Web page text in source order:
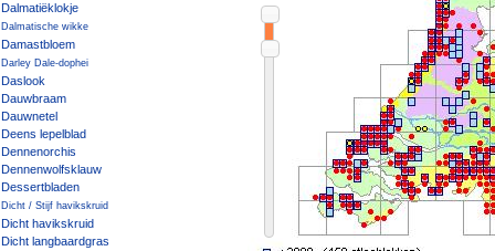
Dalmatiëklokje
Dalmatische wikke
Damastbloem
Darley Dale-dophei
Daslook
Dauwbraam
Dauwnetel
Deens lepelblad
Dennenorchis
Dennenwolfsklauw
Dessertbladen
Dicht / Stijf havikskruid
Dicht havikskruid
Dicht langbaardgras